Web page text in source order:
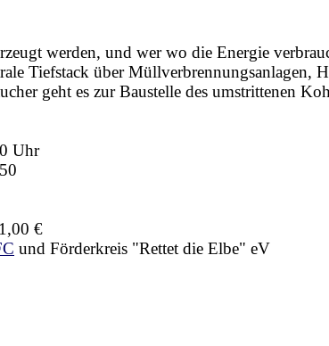
werden, und wer wo die Energie
Tiefstack über Müllverbrennungsanlagen,
geht es zur Baustelle des umstrittenen
Uhr
€
und Förderkreis "Rettet die Elbe" eV